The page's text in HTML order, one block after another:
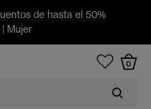
de hasta el 50%
| Mujer
0